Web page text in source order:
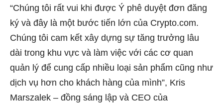
“Chúng tôi rất vui khi được Ý phê duyệt đơn đăng
ký và đây là một bước tiến lớn của Crypto.com.
Chúng tôi cam kết xây dựng sự tăng trưởng lâu
dài trong khu vực và làm việc với các cơ quan
quản lý để cung cấp nhiều loại sản phẩm cũng như
dịch vụ hơn cho khách hàng của mình”, Kris
Marszalek – đồng sáng lập và CEO của